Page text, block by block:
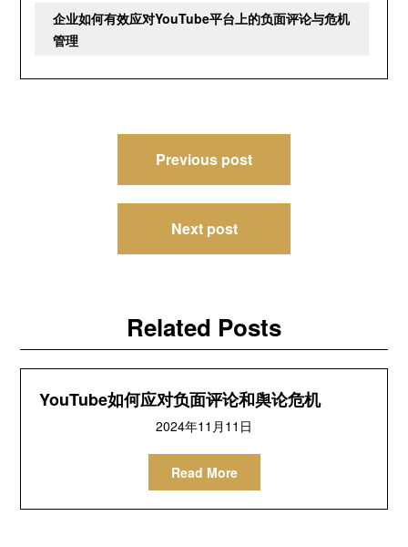
企业如何有效应对YouTube平台上的负面评论与危机
管理
Previous post
Next post
Related Posts
YouTube如何应对负面评论和舆论危机
2024年11月11日
Read More